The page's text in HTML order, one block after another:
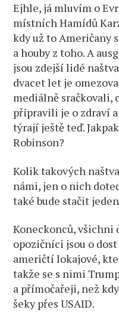
Ejhle, já mluvím o
místních Hamídů
kdy už to Američany
a houby z toho. A
jsou zdejší lidé
dvacet let je
mediálně
připravili je o zdraví
týrají ještě teď.
Robinson?
Kolik takových
námi, jen o nich
také bude stačit
Koneckonců, všichni
opozičníci jsou o
američtí lokajové,
takže se s nimi
a přímočařeji, než
šeky přes USAID.